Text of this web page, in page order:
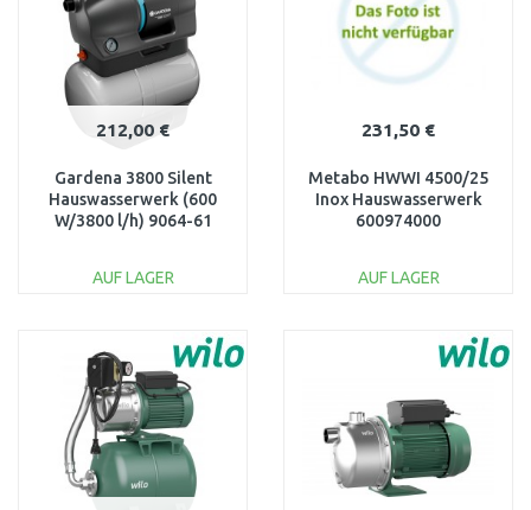
212,00 €
Gardena 3800 Silent
Hauswasserwerk (600
W/3800 l/h) 9064-61
AUF LAGER
Vergleichen
231,50 €
Metabo HWWI 4500/25
Inox Hauswasserwerk
600974000
AUF LAGER